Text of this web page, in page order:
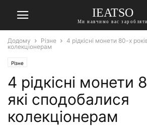
IEATSO
Ми навчимо вас заробляти
Додому Різне
4 рідкісні монети 80-х
колекціонерам
Різне
4 рідкісні монети
які сподобалися
колекціонерам